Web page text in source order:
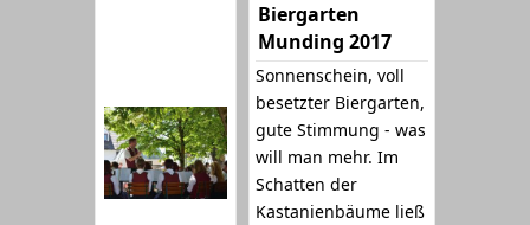
Biergarten
Munding 2017
Sonnenschein, voll
besetzter Biergarten,
gute Stimmung - was
will man mehr. Im
Schatten der
Kastanienbäume ließ